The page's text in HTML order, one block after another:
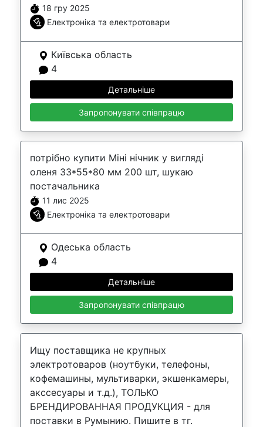
18 гру 2025
Електроніка та електротовари
Київська область
4
Детальніше
Запропонувати співпрацю
потрібно купити Міні нічник у вигляді
оленя 33*55*80 мм 200 шт, шукаю
постачальника
11 лис 2025
Електроніка та електротовари
Одеська область
4
Детальніше
Запропонувати співпрацю
Ищу поставщика не крупных
электротоваров (ноутбуки, телефоны,
кофемашины, мультиварки, экшенкамеры,
акссесуары и т.д.), ТОЛЬКО
БРЕНДИРОВАННАЯ ПРОДУКЦИЯ - для
поставки в Румынию. Пишите в тг.